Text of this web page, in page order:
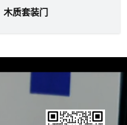
木质套装门